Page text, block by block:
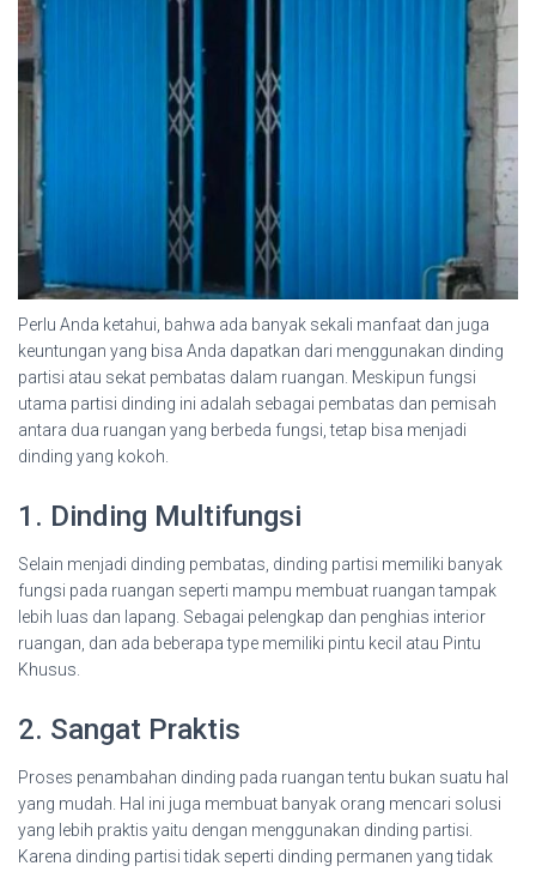
Perlu Anda ketahui, bahwa ada banyak sekali manfaat dan juga
keuntungan yang bisa Anda dapatkan dari menggunakan dinding
partisi atau sekat pembatas dalam ruangan. Meskipun fungsi
utama partisi dinding ini adalah sebagai pembatas dan pemisah
antara dua ruangan yang berbeda fungsi, tetap bisa menjadi
dinding yang kokoh.
1. Dinding Multifungsi
Selain menjadi dinding pembatas, dinding partisi memiliki banyak
fungsi pada ruangan seperti mampu membuat ruangan tampak
lebih luas dan lapang. Sebagai pelengkap dan penghias interior
ruangan, dan ada beberapa type memiliki pintu kecil atau Pintu
Khusus.
2. Sangat Praktis
Proses penambahan dinding pada ruangan tentu bukan suatu hal
yang mudah. Hal ini juga membuat banyak orang mencari solusi
yang lebih praktis yaitu dengan menggunakan dinding partisi.
Karena dinding partisi tidak seperti dinding permanen yang tidak